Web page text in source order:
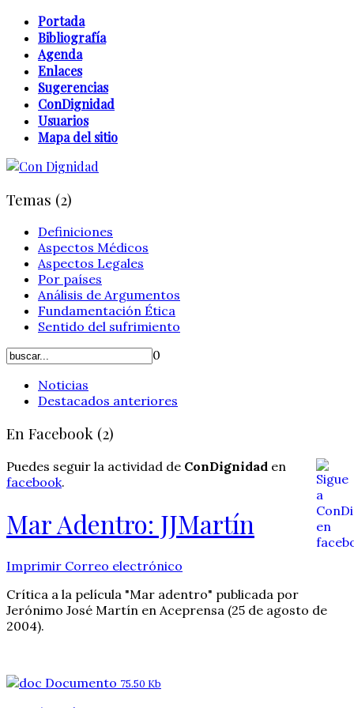
Portada
Bibliografía
Agenda
Enlaces
Sugerencias
ConDignidad
Usuarios
Mapa del sitio
Temas (2)
Definiciones
Aspectos Médicos
Aspectos Legales
Por países
Análisis de Argumentos
Fundamentación Ética
Sentido del sufrimiento
0
Noticias
Destacados anteriores
En Facebook (2)
Puedes seguir la actividad de ConDignidad en
facebook.
Mar Adentro: JJMartín
Imprimir Correo electrónico
Crítica a la película "Mar adentro" publicada por
Jerónimo José Martín en Aceprensa (25 de agosto de
2004).
Documento 75.50 Kb